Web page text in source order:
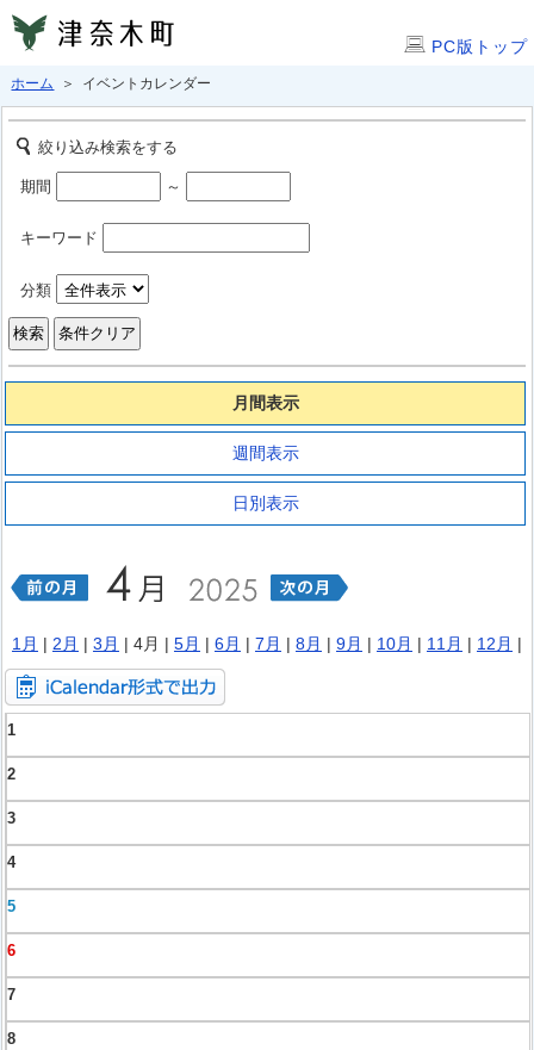
PC版トップ
ホーム ＞ イベントカレンダー
絞り込み検索をする
期間 ～
キーワード
分類
月間表示
週間表示
日別表示
1月 | 2月 | 3月 | 4月 | 5月 | 6月 | 7月 | 8月 | 9月 | 10月 | 11月 | 12月 |
1
2
3
4
5
6
7
8